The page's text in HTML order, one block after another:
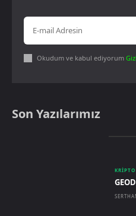
Okudum ve kabul ediyorum
Son Yazılarımız